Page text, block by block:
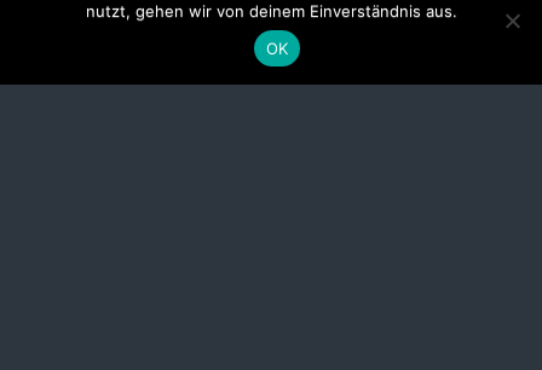
nutzt, gehen wir von deinem Einverständnis aus.
OK